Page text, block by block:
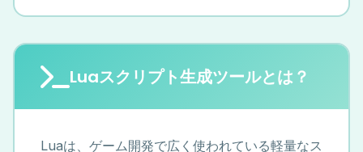
Luaスクリプト生成ツールとは？
Luaは、ゲーム開発で広く使われている軽量なス